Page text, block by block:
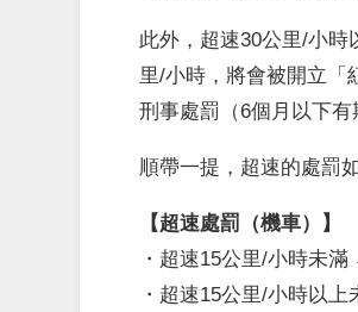
此外，超速30公里/小時
里/小時，將會被開立「
刑事處罰（6個月以下有
順帶一提，超速的處罰
【超速處罰（機車）】
・超速15公里/小時未
・超速15公里/小時以